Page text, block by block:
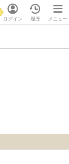
ログイン 履歴 メニュー